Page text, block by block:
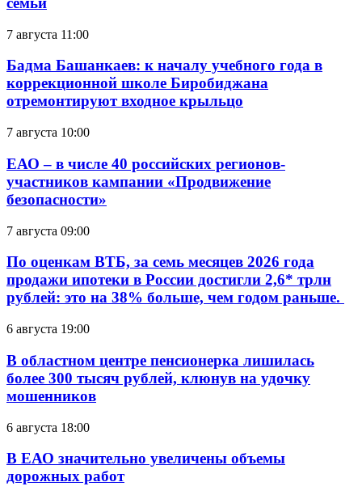
7 августа 11:00
Бадма Башанкаев: к началу учебного года в
коррекционной школе Биробиджана
отремонтируют входное крыльцо
7 августа 10:00
ЕАО – в числе 40 российских регионов-
участников кампании «Продвижение
безопасности»
7 августа 09:00
По оценкам ВТБ, за семь месяцев 2026 года
продажи ипотеки в России достигли 2,6* трлн
рублей: это на 38% больше, чем годом раньше.
6 августа 19:00
В областном центре пенсионерка лишилась
более 300 тысяч рублей, клюнув на удочку
мошенников
6 августа 18:00
В ЕАО значительно увеличены объемы
дорожных работ